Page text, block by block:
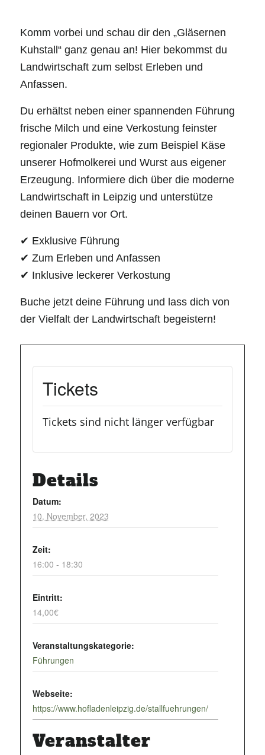
Komm vorbei und schau dir den „Gläsernen
Kuhstall“ ganz genau an! Hier bekommst du
Landwirtschaft zum selbst Erleben und
Anfassen.
Du erhältst neben einer spannenden Führung
frische Milch und eine Verkostung feinster
regionaler Produkte, wie zum Beispiel Käse
unserer Hofmolkerei und Wurst aus eigener
Erzeugung. Informiere dich über die moderne
Landwirtschaft in Leipzig und unterstütze
deinen Bauern vor Ort.
✔ Exklusive Führung
✔ Zum Erleben und Anfassen
✔ Inklusive leckerer Verkostung
Buche jetzt deine Führung und lass dich von
der Vielfalt der Landwirtschaft begeistern!
Details
Datum:
10. November, 2023
Zeit:
16:00 - 18:30
Eintritt:
14,00€
Veranstaltungskategorie:
Führungen
Webseite:
https://www.hofladenleipzig.de/stallfuehrungen/
Veranstalter
Tickets
Tickets sind nicht länger verfügbar